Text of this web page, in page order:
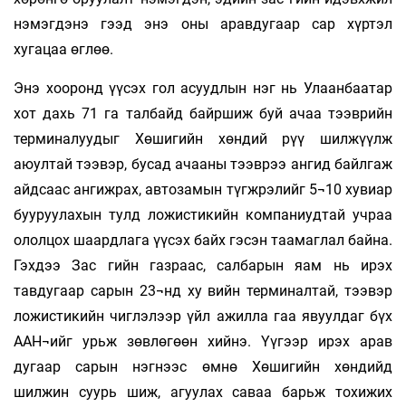
нэмэгдэнэ гээд энэ оны аравдугаар сар хүртэл
хугацаа өглөө.
Энэ хооронд үүсэх гол асуудлын нэг нь Улаанбаатар
хот дахь 71 га талбайд байршиж буй ачаа тээврийн
терминалуудыг Хөшигийн хөндий рүү шилжүүлж
аюултай тээвэр, бусад ачааны тээврээ ангид байлгаж
айдсаас ангижрах, автозамын түгжрэлийг 5¬10 хувиар
бууруулахын тулд ложистикийн компаниудтай учраа
ололцох шаардлага үүсэх байх гэсэн таамаглал байна.
Гэхдээ Зас гийн газраас, салбарын яам нь ирэх
тавдугаар сарын 23¬нд ху вийн терминалтай, тээвэр
ложистикийн чиглэлээр үйл ажилла гаа явуулдаг бүх
ААН¬ийг урьж зөвлөгөөн хийнэ. Үүгээр ирэх арав
дугаар сарын нэгнээс өмнө Хөшигийн хөндийд
шилжин суурь шиж, агуулах саваа барьж тохижих